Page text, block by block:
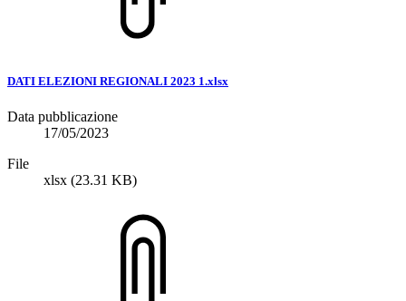
DATI ELEZIONI REGIONALI 2023 1.xlsx
Data pubblicazione
17/05/2023
File
xlsx (23.31 KB)